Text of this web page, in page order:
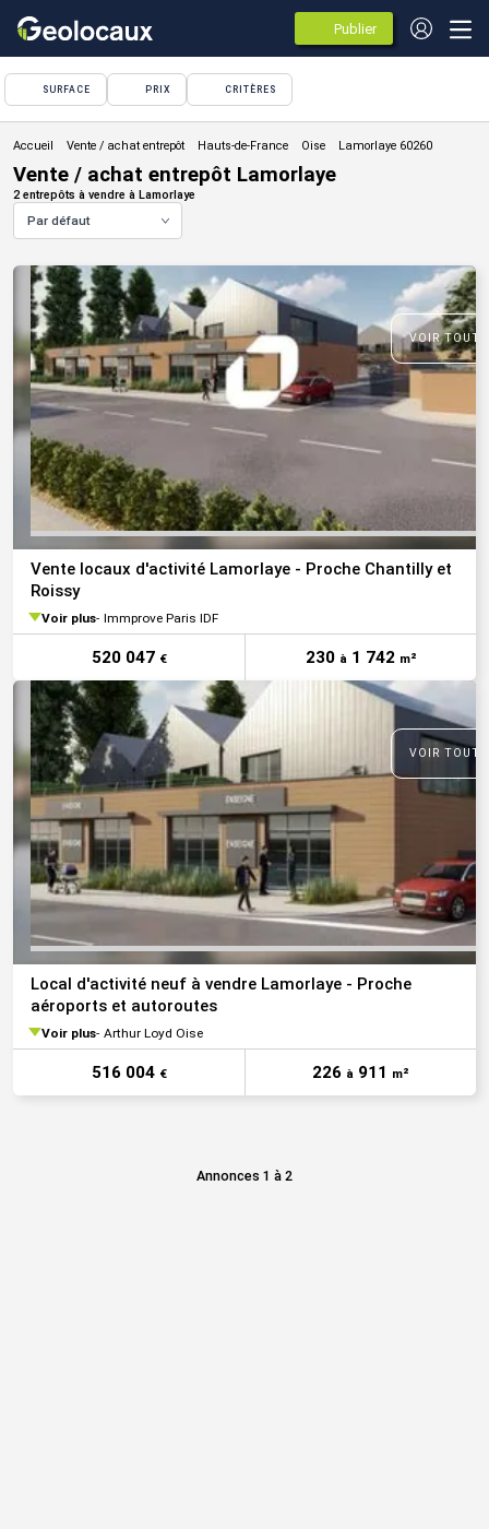
Publier
des
annonces
SURFACE PRIX CRITÈRES
Vente / achat entrepôt
Vente / achat entrepôt Lamorlaye
2 entrepôts à vendre à Lamorlaye
Par défaut
VOIR
Vente locaux d'activité Lamorlaye - Proche Chantilly et
Roissy
Voir plus Immprove Paris IDF
520 047 € 230 à1 742 m²
VOIR
Local d'activité neuf à vendre Lamorlaye - Proche
aéroports et autoroutes
Voir plus Arthur Loyd Oise
516 004 € 226 à 911 m²
Annonces 1 à 2